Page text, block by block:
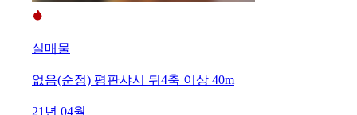
실매물
없음(순정) 평판샤시 뒤4축 이상 40m
21년 04월